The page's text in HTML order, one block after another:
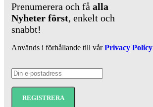
Prenumerera och få alla
Nyheter först, enkelt och
snabbt!
Används i förhållande till vårPrivacy Policy